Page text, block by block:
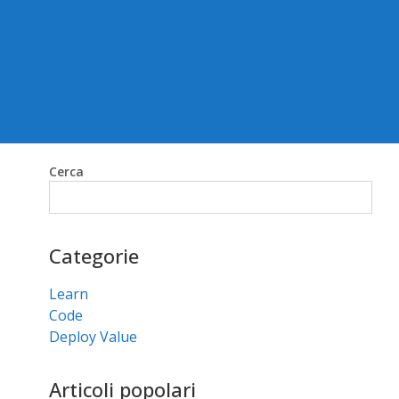
Cerca
Categorie
Learn
Code
Deploy Value
Articoli popolari